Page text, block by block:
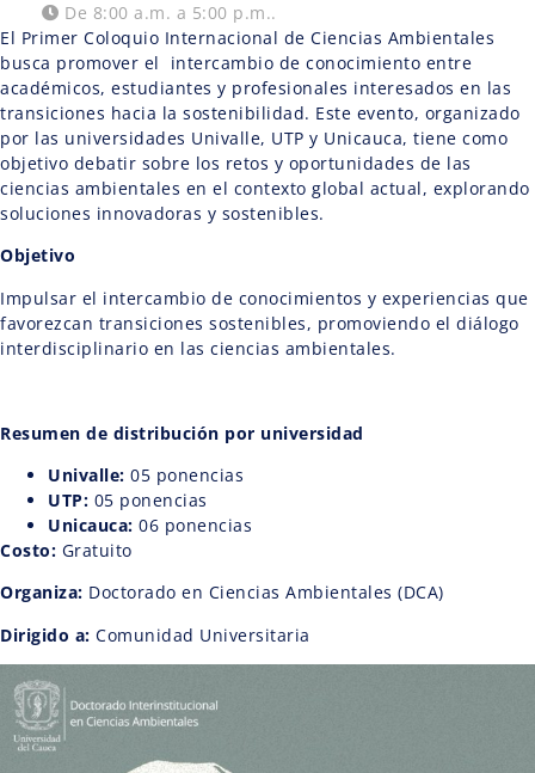
De 8:00 a.m. a 5:00 p.m..
El Primer Coloquio Internacional de Ciencias Ambientales
busca promover el intercambio de conocimiento entre
académicos, estudiantes y profesionales interesados en las
transiciones hacia la sostenibilidad. Este evento, organizado
por las universidades Univalle, UTP y Unicauca, tiene como
objetivo debatir sobre los retos y oportunidades de las
ciencias ambientales en el contexto global actual, explorando
soluciones innovadoras y sostenibles.
Objetivo
Impulsar el intercambio de conocimientos y experiencias que
favorezcan transiciones sostenibles, promoviendo el diálogo
interdisciplinario en las ciencias ambientales.
Resumen de distribución por universidad
Univalle: 05 ponencias
UTP: 05 ponencias
Unicauca: 06 ponencias
Costo: Gratuito
Organiza: Doctorado en Ciencias Ambientales (DCA)
Dirigido a: Comunidad Universitaria